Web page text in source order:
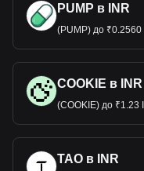
PUMP в INR
(PUMP) до ₹0.2560
COOKIE в INR
(COOKIE) до ₹1.23
TAO в INR